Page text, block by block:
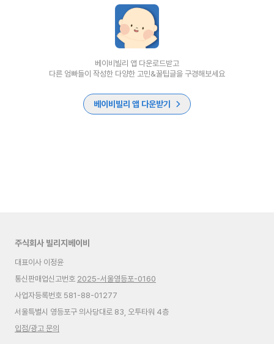
베이비빌리 앱 다운로드받고
다른 엄빠들이 작성한 다양한 고민&꿀팁글을 구경해보세요
베이비빌리 앱 다운받기
주식회사 빌리지베이비
대표이사 이정윤
통신판매업신고번호 2025-서울영등포-0160
사업자등록번호 581-88-01277
서울특별시 영등포구 의사당대로 83, 오투타워 4층
입점/광고 문의